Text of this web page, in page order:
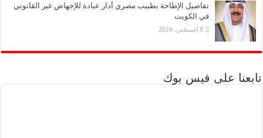
تفاصيل الإطاحة بطبيب مصري أدار عيادة للإجهاض غير القانوني
في الكويت
8 أغسطس، 2026
تابعنا على فيس بوك